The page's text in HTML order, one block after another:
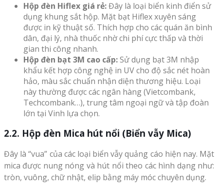
Hộp đèn Hiflex giá rẻ:Đây là loại biển kinh điển sử
dụng khung sắt hộp. Mặt bạt Hiflex xuyên sáng
được in kỹ thuật số. Thích hợp cho các quán ăn bình
dân, đại lý, nhà thuốc nhờ chi phí cực thấp và thời
gian thi công nhanh.
Hộp đèn bạt 3M cao cấp:Sử dụng bạt 3M nhập
khẩu kết hợp công nghệ in UV cho độ sắc nét hoàn
hảo, màu sắc chuẩn nhận diện thương hiệu. Loại
này thường được các ngân hàng (Vietcombank,
Techcombank…), trung tâm ngoại ngữ và tập đoàn
lớn tại Vinh lựa chọn.
2.2. Hộp đèn Mica hút nổi (Biển vẫy Mica)
Đây là “vua” của các loại biển vẫy quảng cáo hiện nay. Mặt
mica được nung nóng và hút nổi theo các hình dạng như:
tròn, vuông, chữ nhật, elip bằng máy móc chuyên dụng.